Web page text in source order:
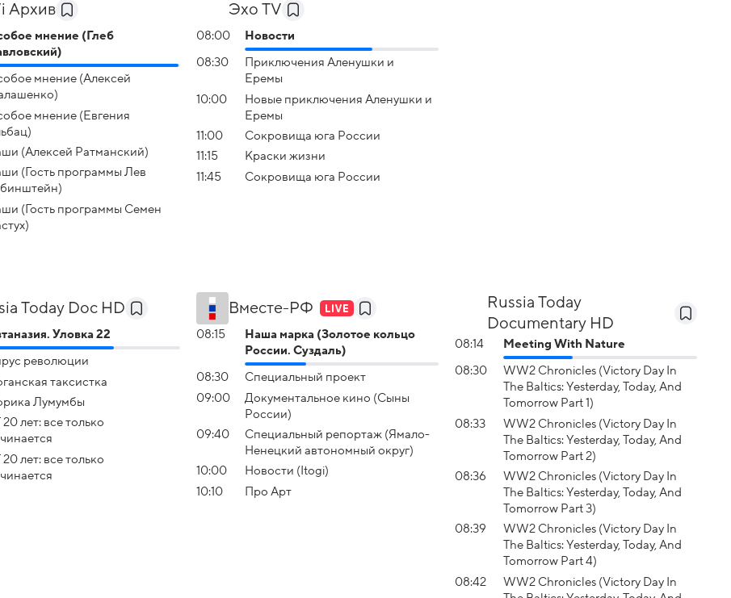
Архив
мнение (Глеб
мнение (Алексей
мнение (Евгения
(Алексей Ратманский)
(Гость программы Лев
(Гость программы Семен
Эхо TV
08:00 Новости
08:30
Приключения Аленушки и
Еремы
10:00
Новые приключения Аленушки и
Еремы
11:00
Сокровища юга России
11:15
Краски жизни
11:45
Сокровища юга России
Today Doc HD
Уловка 22
революции
таксистка
Лумумбы
20 лет: все только
20 лет: все только
Вместе-РФ
08:15
Наша марка (Золотое кольцо
России. Суздаль)
08:30
Специальный проект
09:00
Документальное кино (Сыны
России)
09:40
Специальный репортаж (Ямало-
Ненецкий автономный округ)
10:00
Новости (Itogi)
10:10
Про Арт
Russia Today
Documentary HD
08:14 Meeting With Nature
08:30
WW2 Chronicles (Victory Day In
The Baltics: Yesterday, Today, And
Tomorrow Part 1)
08:33
WW2 Chronicles (Victory Day In
The Baltics: Yesterday, Today, And
Tomorrow Part 2)
08:36
WW2 Chronicles (Victory Day In
The Baltics: Yesterday, Today, And
Tomorrow Part 3)
08:39
WW2 Chronicles (Victory Day In
The Baltics: Yesterday, Today, And
Tomorrow Part 4)
08:42
WW2 Chronicles (Victory Day In